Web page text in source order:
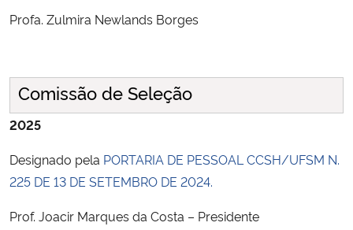
Profa. Zulmira Newlands Borges
Comissão de Seleção
2025
Designado pela PORTARIA DE PESSOAL CCSH/UFSM N.
225 DE 13 DE SETEMBRO DE 2024.
Prof. Joacir Marques da Costa – Presidente